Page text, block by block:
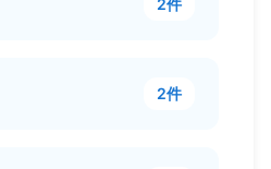
2件
2件